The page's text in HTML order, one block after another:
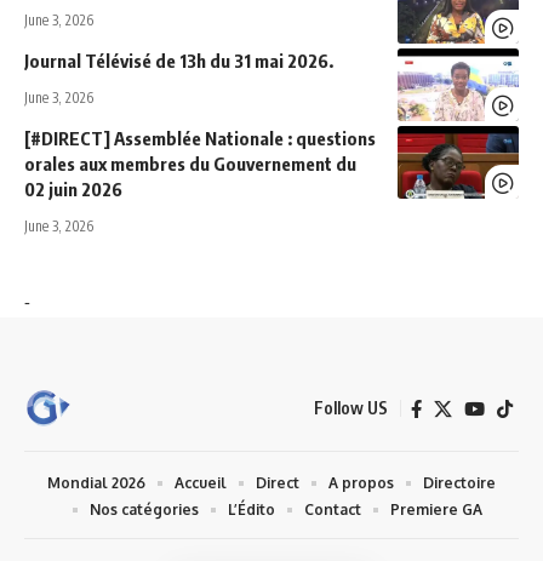
June 3, 2026
Journal Télévisé de 13h du 31 mai 2026.
June 3, 2026
[#DIRECT] Assemblée Nationale : questions
orales aux membres du Gouvernement du
02 juin 2026
June 3, 2026
-
Follow US
Mondial 2026 Accueil Direct A propos
Directoire
Nos catégories
L’Édito Contact Premiere GA